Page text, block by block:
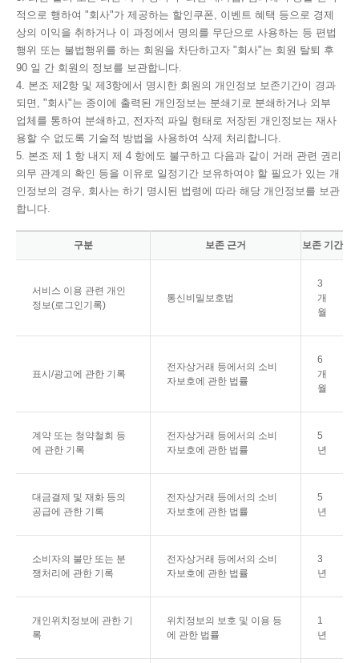
적으로 행하여 "회사"가 제공하는 할인쿠폰, 이벤트 혜택 등으로 경제
상의 이익을 취하거나 이 과정에서 명의를 무단으로 사용하는 등 편법
행위 또는 불법행위를 하는 회원을 차단하고자 "회사"는 회원 탈퇴 후
90 일 간 회원의 정보를 보관합니다.
4. 본조 제2항 및 제3항에서 명시한 회원의 개인정보 보존기간이 경과
되면, "회사"는 종이에 출력된 개인정보는 분쇄기로 분쇄하거나 외부
업체를 통하여 분쇄하고, 전자적 파일 형태로 저장된 개인정보는 재사
용할 수 없도록 기술적 방법을 사용하여 삭제 처리합니다.
5. 본조 제 1 항 내지 제 4 항에도 불구하고 다음과 같이 거래 관련 권리
의무 관계의 확인 등을 이유로 일정기간 보유하여야 할 필요가 있는 개
인정보의 경우, 회사는 하기 명시된 법령에 따라 해당 개인정보를 보관
합니다.
구분 보존 근거 보존 기간
서비스 이용 관련 개인
정보(로그인기록)
통신비밀보호법
3
개
월
표시/광고에 관한 기록
전자상거래 등에서의 소비
자보호에 관한 법률
6
개
월
계약 또는 청약철회 등
에 관한 기록
전자상거래 등에서의 소비
자보호에 관한 법률
5
년
대금결제 및 재화 등의
공급에 관한 기록
전자상거래 등에서의 소비
자보호에 관한 법률
5
년
소비자의 불만 또는 분
쟁처리에 관한 기록
전자상거래 등에서의 소비
자보호에 관한 법률
3
년
개인위치정보에 관한 기
록
위치정보의 보호 및 이용 등
에 관한 법률
1
년